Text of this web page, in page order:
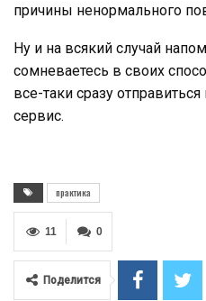
причины ненормального
Ну и на всякий случай
сомневаетесь в своих
все-таки сразу
сервис.
практика
0
11
Поделится